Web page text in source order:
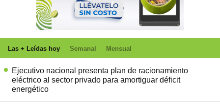
Las + Leídas hoy Semanal Mensual
Ejecutivo nacional presenta plan de racionamiento
eléctrico al sector privado para amortiguar déficit
energético